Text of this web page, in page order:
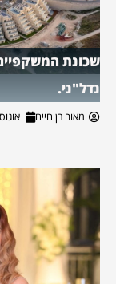
שכונת
נדל"ני.
מאור בן חיים אוגוסט 5,